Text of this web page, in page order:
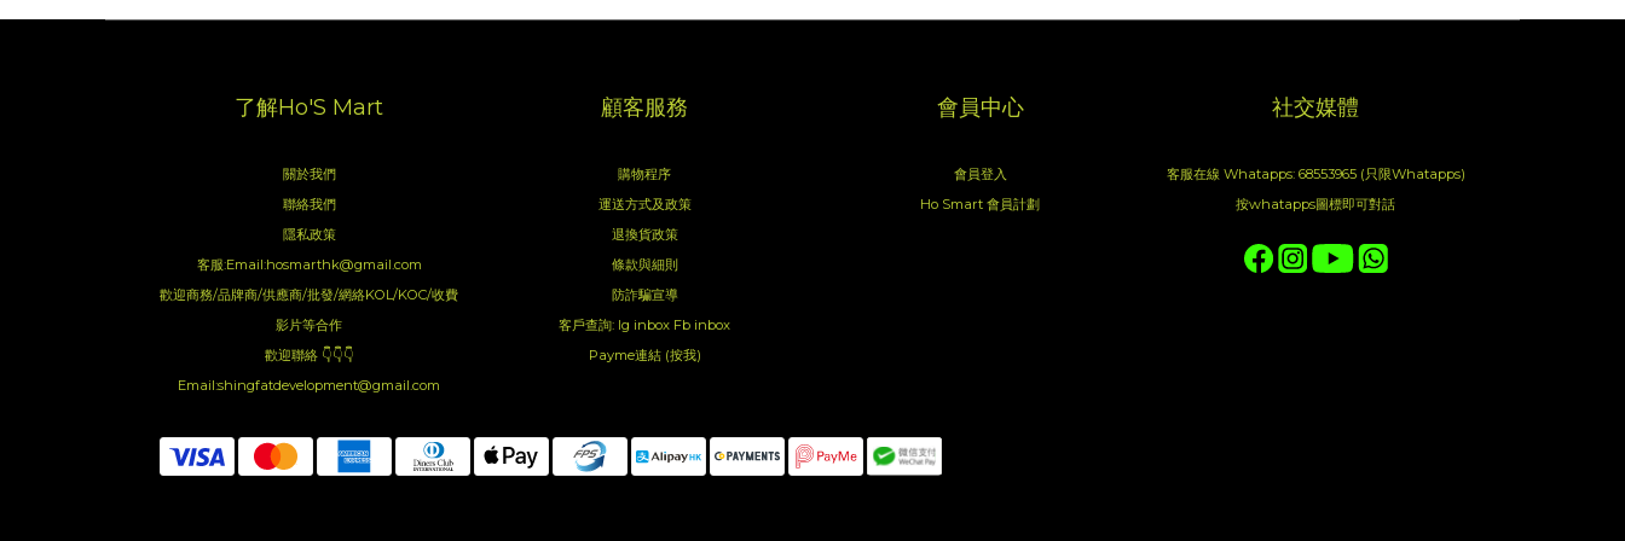
了解Ho'S Mart
關於我們
聯絡我們
隱私政策
客服:Email:hosmarthk@gmail.com
歡迎商務/品牌商/供應商/批發/網絡KOL/KOC/收費
影片等合作
歡迎聯絡 👇👇👇
Email:shingfatdevelopment@gmail.com
顧客服務
購物程序
運送方式及政策
退換貨政策
條款與細則
防詐騙宣導
客戶查詢: Ig inbox Fb inbox
Payme連結 (按我)
會員中心
會員登入
Ho Smart 會員計劃
社交媒體
客服在線 Whatapps: 68553965 (只限Whatapps)
按whatapps圖標即可對話